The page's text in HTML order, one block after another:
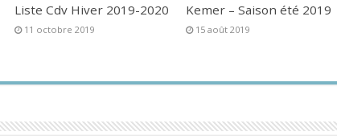
Liste Cdv Hiver 2019-2020
11 octobre 2019
Kemer – Saison été 2019
15 août 2019